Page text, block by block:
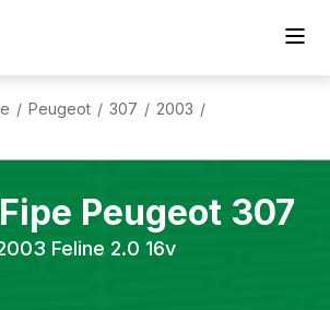
/ Peugeot / 307 / 2003 /
Peugeot 307
Feline 2.0 16v